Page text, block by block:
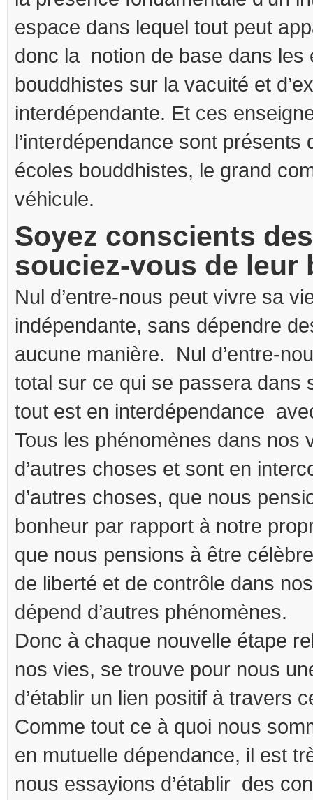
espace dans lequel tout peut
donc la notion de base dans les
bouddhistes sur la vacuité et
interdépendante. Et ces
l’interdépendance sont présents
écoles bouddhistes, le grand
véhicule.
Soyez conscients
souciez-vous de leur
Nul d’entre-nous peut vivre sa
indépendante, sans dépendre
aucune manière. Nul d’entre-
total sur ce qui se passera dans
tout est en interdépendance
Tous les phénomènes dans nos
d’autres choses et sont en
d’autres choses, que nous
bonheur par rapport à notre
que nous pensions à être
de liberté et de contrôle dans
dépend d’autres phénomènes.
Donc à chaque nouvelle étape
nos vies, se trouve pour nous
d’établir un lien positif à travers
Comme tout ce à quoi nous
en mutuelle dépendance, il est
nous essayions d’établir des